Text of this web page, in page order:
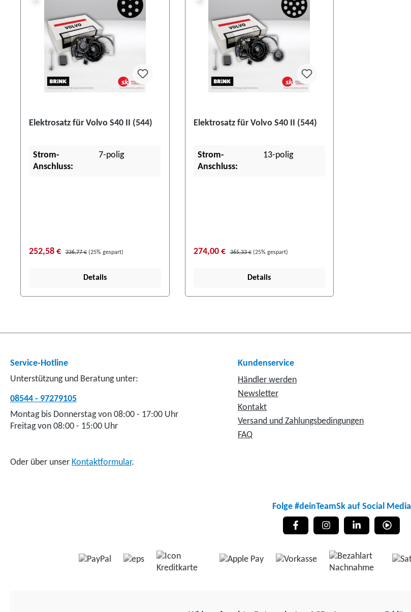
Elektrosatz für Volvo S40 II (544)
Strom-
Anschluss:
7-polig
252,58 € 336,77 € (25% gespart)
Details
Elektrosatz für Volvo S40 II (544)
Strom-
Anschluss:
13-polig
274,00 € 365,33 € (25% gespart)
Details
Service-Hotline
Unterstützung und Beratung unter:
08544 - 97279105
Montag bis Donnerstag von 08:00 - 17:00 Uhr
Freitag von 08:00 - 15:00 Uhr
Oder über unser Kontaktformular.
Kundenservice
Händler werden
Newsletter
Kontakt
Versand und Zahlungsbedingungen
FAQ
Folge #deinTeamSk auf Social Media